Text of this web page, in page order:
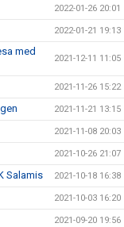
2022-01-26 20:01
2022-01-21 19:13
med
2021-12-11 11:05
2021-11-26 15:22
2021-11-21 13:15
2021-11-08 20:03
2021-10-26 21:07
Salamis 2021-10-18 16:38
2021-10-03 16:20
2021-09-20 19:56